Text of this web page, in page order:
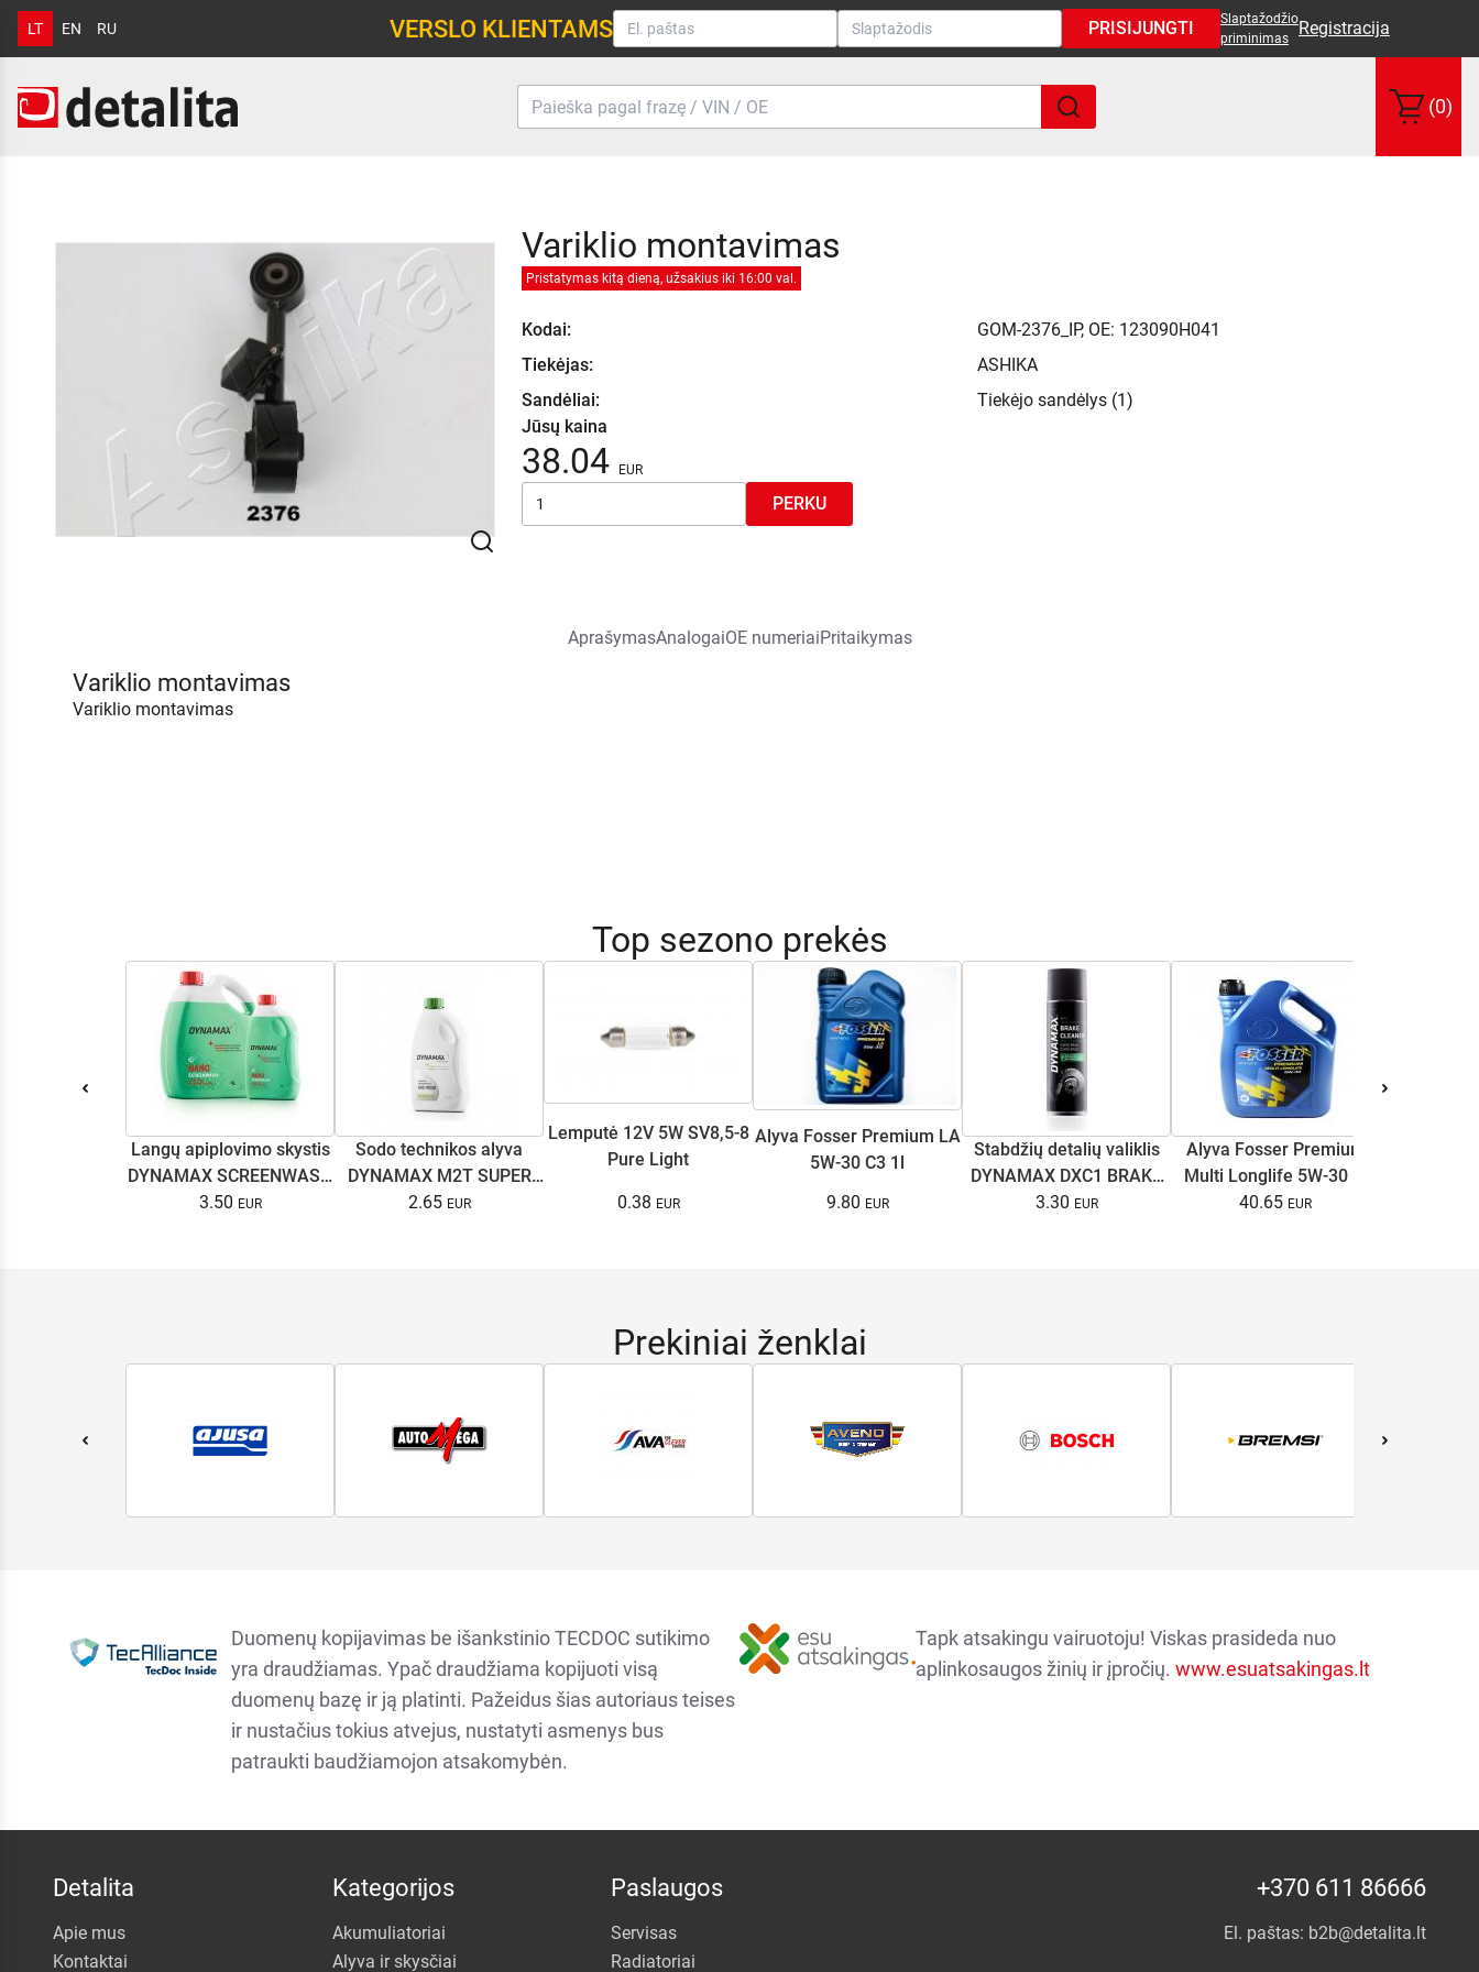
LT EN RU VERSLO KLIENTAMS PRISIJUNGTI
Slaptažodžio
priminimas
Registracija
(0)
Variklio montavimas
Pristatymas kitą dieną, užsakius iki 16:00 val.
Kodai:
GOM-2376_IP, OE: 123090H041
Tiekėjas:
ASHIKA
Sandėliai:
Tiekėjo sandėlys (1)
Jūsų kaina
38.04
PERKU
AprašymasAnalogaiOE numeriaiPritaikymas
Variklio montavimas
Variklio montavimas
Top sezono prekės
Langų apiplovimo skystis
DYNAMAX SCREENWASH
NANO 4l
3.50
Sodo technikos alyva
DYNAMAX M2T SUPER
0.5L
2.65
Lemputė 12V 5W SV8,5-8
Pure Light
0.38
Alyva Fosser Premium LA
5W-30 C3 1l
9.80
Stabdžių detalių valiklis
DYNAMAX DXC1 BRAKE
CLEANER 500ml
3.30
Alyva Fosser Premium
Multi Longlife 5W-30 5l
40.65
Prekiniai ženklai
Duomenų kopijavimas be išankstinio TECDOC sutikimo
yra draudžiamas. Ypač draudžiama kopijuoti visą
duomenų bazę ir ją platinti. Pažeidus šias autoriaus teises
ir nustačius tokius atvejus, nustatyti asmenys bus
patraukti baudžiamojon atsakomybėn.
Tapk atsakingu vairuotoju! Viskas prasideda nuo
aplinkosaugos žinių ir įpročių. www.esuatsakingas.lt
Detalita
Apie mus
Kontaktai
Kategorijos
Akumuliatoriai
Alyva ir skysčiai
Paslaugos
Servisas
Radiatoriai
+370 611 86666
El. paštas: b2b@detalita.lt